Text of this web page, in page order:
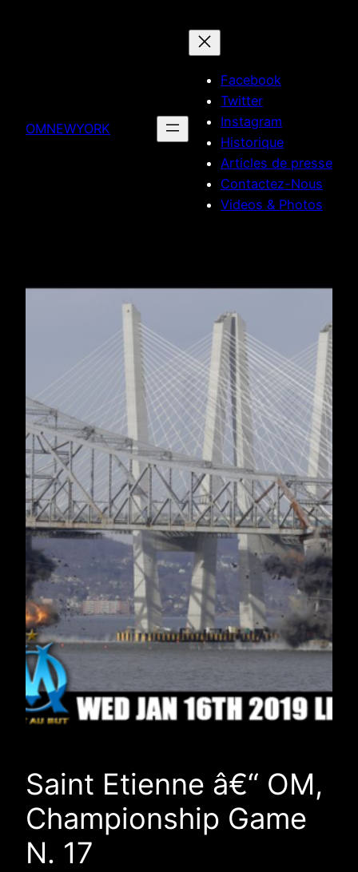
OMNEWYORK
Facebook
Twitter
Instagram
Historique
Articles de presse
Contactez-Nous
Videos & Photos
Saint Etienne â€“ OM,
Championship Game
N. 17